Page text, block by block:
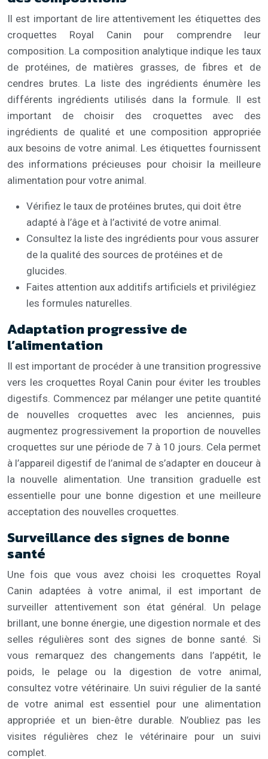
Il est important de lire attentivement les étiquettes des
croquettes Royal Canin pour comprendre leur
composition. La composition analytique indique les taux
de protéines, de matières grasses, de fibres et de
cendres brutes. La liste des ingrédients énumère les
différents ingrédients utilisés dans la formule. Il est
important de choisir des croquettes avec des
ingrédients de qualité et une composition appropriée
aux besoins de votre animal. Les étiquettes fournissent
des informations précieuses pour choisir la meilleure
alimentation pour votre animal.
Vérifiez le taux de protéines brutes, qui doit être
adapté à l’âge et à l’activité de votre animal.
Consultez la liste des ingrédients pour vous assurer
de la qualité des sources de protéines et de
glucides.
Faites attention aux additifs artificiels et privilégiez
les formules naturelles.
Adaptation progressive de
l’alimentation
Il est important de procéder à une transition progressive
vers les croquettes Royal Canin pour éviter les troubles
digestifs. Commencez par mélanger une petite quantité
de nouvelles croquettes avec les anciennes, puis
augmentez progressivement la proportion de nouvelles
croquettes sur une période de 7 à 10 jours. Cela permet
à l’appareil digestif de l’animal de s’adapter en douceur à
la nouvelle alimentation. Une transition graduelle est
essentielle pour une bonne digestion et une meilleure
acceptation des nouvelles croquettes.
Surveillance des signes de bonne
santé
Une fois que vous avez choisi les croquettes Royal
Canin adaptées à votre animal, il est important de
surveiller attentivement son état général. Un pelage
brillant, une bonne énergie, une digestion normale et des
selles régulières sont des signes de bonne santé. Si
vous remarquez des changements dans l’appétit, le
poids, le pelage ou la digestion de votre animal,
consultez votre vétérinaire. Un suivi régulier de la santé
de votre animal est essentiel pour une alimentation
appropriée et un bien-être durable. N’oubliez pas les
visites régulières chez le vétérinaire pour un suivi
complet.